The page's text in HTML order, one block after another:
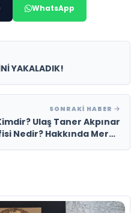
WhatsApp
YAKALADIK!
SONRAKI HABER
Ulaş Taner Akpınar
Nedir? Hakkında Merak